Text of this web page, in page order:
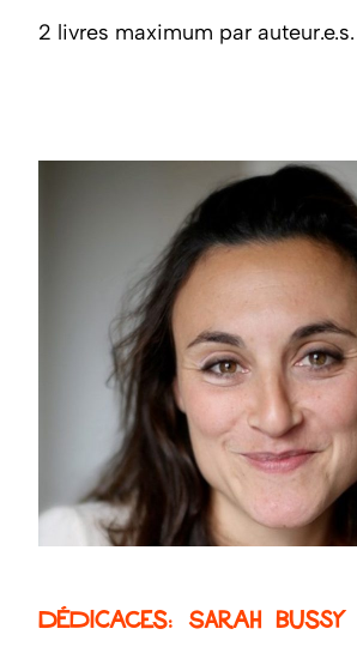
2 livres maximum par auteur.e.s.
Dédicaces: Sarah Bussy